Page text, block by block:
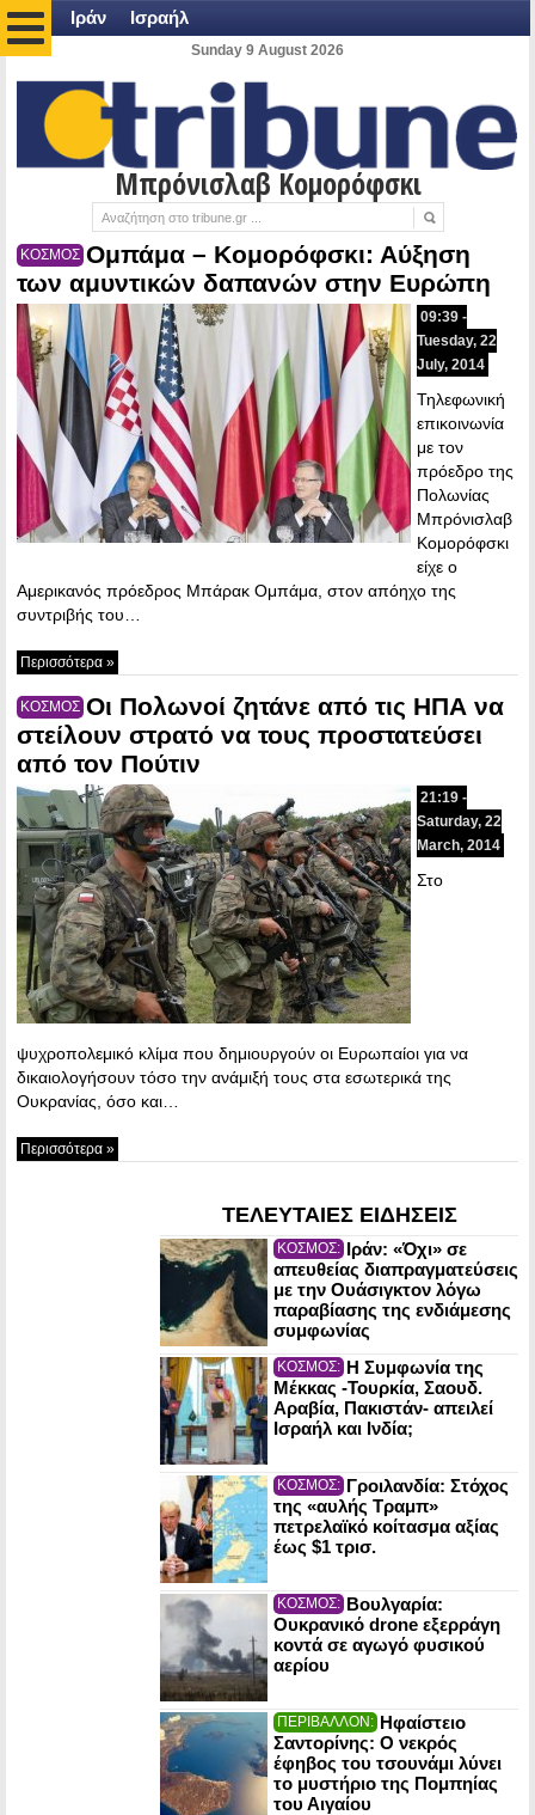
Ιράν Ισραήλ
Sunday 9 August 2026
Μπρόνισλαβ Κομορόφσκι
ΚΟΣΜΟΣ Ομπάμα – Κομορόφσκι: Αύξηση
των αμυντικών δαπανών στην Ευρώπη
09:39 -
Tuesday, 22
July, 2014
Τηλεφωνική
επικοινωνία
με τον
πρόεδρο της
Πολωνίας
Μπρόνισλαβ
Κομορόφσκι
είχε ο
Αμερικανός πρόεδρος Μπάρακ Ομπάμα, στον απόηχο της
συντριβής του…
Περισσότερα »
ΚΟΣΜΟΣ Οι Πολωνοί ζητάνε από τις ΗΠΑ να
στείλουν στρατό να τους προστατεύσει
από τον Πούτιν
21:19 -
Saturday, 22
March, 2014
Στο
ψυχροπολεμικό κλίμα που δημιουργούν οι Ευρωπαίοι για να
δικαιολογήσουν τόσο την ανάμιξή τους στα εσωτερικά της
Ουκρανίας, όσο και…
Περισσότερα »
ΤΕΛΕΥΤΑΙΕΣ ΕΙΔΗΣΕΙΣ
ΚΟΣΜΟΣ: Ιράν: «Όχι» σε
απευθείας διαπραγματεύσεις
με την Ουάσιγκτον λόγω
παραβίασης της ενδιάμεσης
συμφωνίας
ΚΟΣΜΟΣ: Η Συμφωνία της
Μέκκας -Τουρκία, Σαουδ.
Αραβία, Πακιστάν- απειλεί
Ισραήλ και Ινδία;
ΚΟΣΜΟΣ: Γροιλανδία: Στόχος
της «αυλής Τραμπ»
πετρελαϊκό κοίτασμα αξίας
έως $1 τρισ.
ΚΟΣΜΟΣ: Βουλγαρία:
Ουκρανικό drone εξερράγη
κοντά σε αγωγό φυσικού
αερίου
ΠΕΡΙΒΑΛΛΟΝ: Ηφαίστειο
Σαντορίνης: Ο νεκρός
έφηβος του τσουνάμι λύνει
το μυστήριο της Πομπηίας
του Αιγαίου